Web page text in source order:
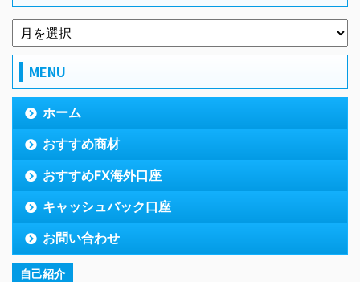
MENU
ホーム
おすすめ商材
おすすめFX海外口座
キャッシュバック口座
お問い合わせ
自己紹介